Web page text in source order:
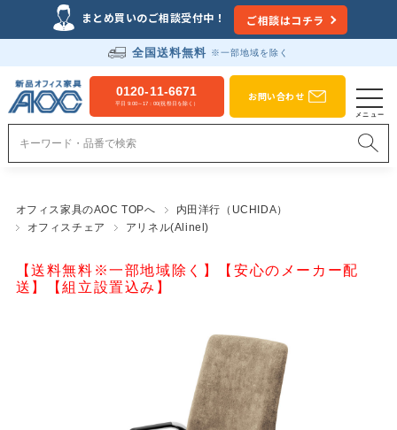
まとめ買いのご相談受付中！ ご相談はコチラ
全国送料無料 ※一部地域を除く
0120-11-6671
平日 9:00～17：00(祝祭日を除く）
お問い合わせ
オフィス家具のAOC TOPへ
内田洋行（UCHIDA）
オフィスチェア
アリネル(Alinel)
【送料無料※一部地域除く】【安心のメーカー配
送】【組立設置込み】